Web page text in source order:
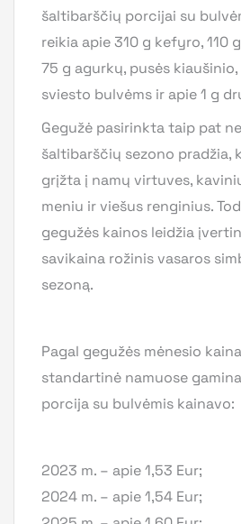
šaltibarščių porcijai su
reikia apie 310 g kefyro, 110
75 g agurkų, pusės
sviesto bulvėms ir apie 1 g
Gegužė pasirinkta taip pat
šaltibarščių sezono pradžia,
grįžta į namų virtuves,
meniu ir viešus renginius.
gegužės kainos leidžia
savikaina rožinis vasaros
sezoną.
Pagal gegužės mėnesio
standartinė namuose
porcija su bulvėmis kainavo:
2023 m. – apie 1,53 Eur;
2024 m. – apie 1,54 Eur;